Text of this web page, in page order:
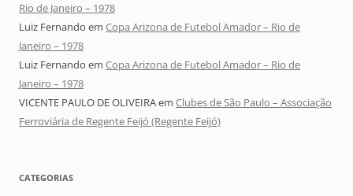
Rio de Janeiro – 1978
Luiz Fernando em Copa Arizona de Futebol Amador – Rio de
Janeiro – 1978
Luiz Fernando em Copa Arizona de Futebol Amador – Rio de
Janeiro – 1978
VICENTE PAULO DE OLIVEIRAem Clubes de São Paulo – Associação
Ferroviária de Regente Feijó (Regente Feijó)
CATEGORIAS